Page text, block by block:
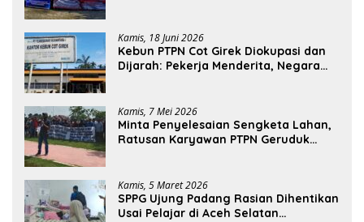
Kamis, 18 Juni 2026
Kebun PTPN Cot Girek Diokupasi dan
Dijarah: Pekerja Menderita, Negara
Kamis, 7 Mei 2026
Minta Penyelesaian Sengketa Lahan,
Ratusan Karyawan PTPN Geruduk
Kamis, 5 Maret 2026
SPPG Ujung Padang Rasian Dihentikan
Usai Pelajar di Aceh Selatan